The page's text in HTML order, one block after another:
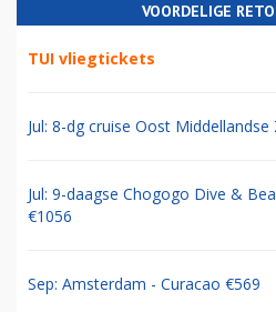
VOORDELIGE
TUI vliegtickets
Jul: 8-dg cruise Oost Middellandse
Jul: 9-daagse Chogogo Dive &
€1056
Sep: Amsterdam - Curacao €569